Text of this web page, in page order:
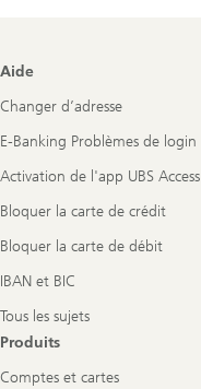
Footer
Aide
Changer d’adresse
E-Banking Problèmes de login
Activation de l'app UBS Access
Bloquer la carte de crédit
Bloquer la carte de débit
IBAN et BIC
Tous les sujets
Produits
Comptes et cartes